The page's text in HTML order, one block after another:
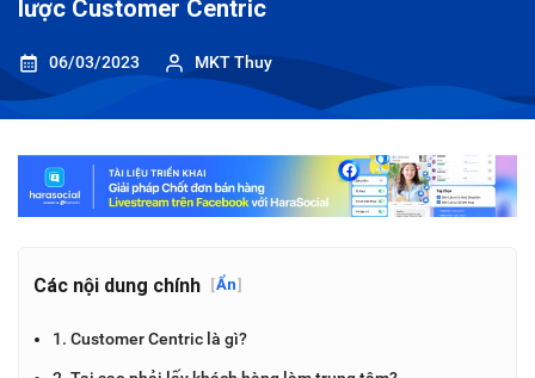
lược Customer Centric
06/03/2023 MKT Thuy
Các nội dung chính [Ẩn]
1. Customer Centric là gì?